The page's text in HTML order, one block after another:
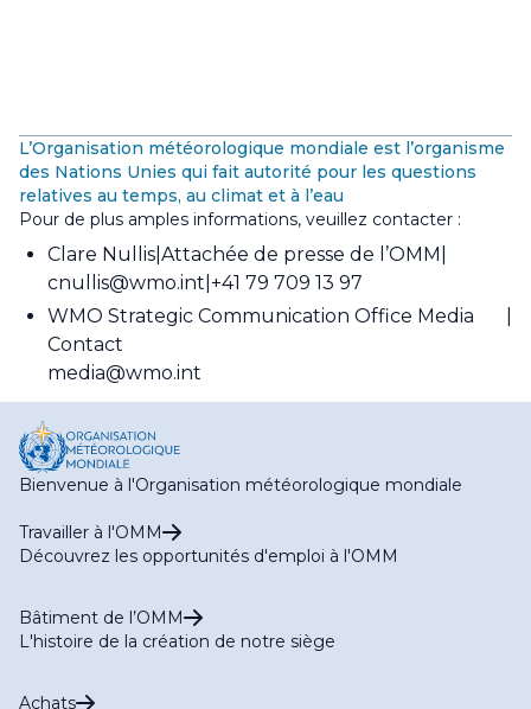
L’Organisation météorologique mondiale est l’organisme
des Nations Unies qui fait autorité pour les questions
relatives au temps, au climat et à l’eau
Pour de plus amples informations, veuillez contacter :
Clare Nullis Attachée de presse de l’OMM
cnullis@wmo.int +41 79 709 13 97
WMO Strategic Communication Office Media
Contact
media@wmo.int
Bienvenue à l'Organisation météorologique mondiale
Travailler à l'OMM
Découvrez les opportunités d'emploi à l'OMM
Bâtiment de l’OMM
L'histoire de la création de notre siège
Achats